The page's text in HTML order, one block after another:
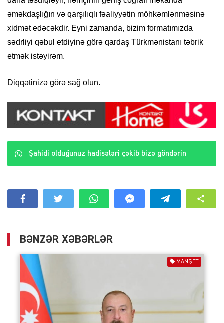
əməkdaşlığın və qarşılıqlı fəaliyyətin möhkəmlənməsinə
xidmət edəcəkdir. Eyni zamanda, bizim formatımızda
sədrliyi qəbul etdiyinə görə qardaş Türkmənistanı təbrik
etmək istəyirəm.
Diqqətinizə görə sağ olun.
Şahidi olduğunuz hadisələri çəkib bizə göndərin
BƏNZƏR XƏBƏRLƏR
MANŞET